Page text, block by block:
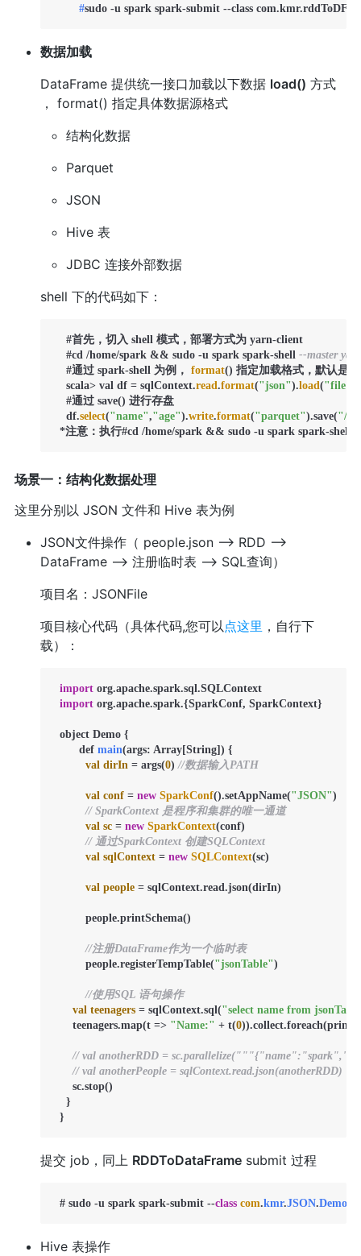
  	#
sudo -u spark spark-submit --class
数据加载
DataFrame 提供统一接口加载以下数据 load() 方式
， format() 指定具体数据源格式
结构化数据
Parquet
JSON
Hive 表
JDBC 连接外部数据
shell 下的代码如下：
    #首先，切入 shell 模式，部署方式为 yarn-client
    #cd /home/spark && sudo -u spark spark-shell
--master
    #通过 spark-shell 为例，
format() 指定加载格式，默认是
    scala> val df = sqlContext.
read .format("json").load ("file:///
    #通过 save() 进行存盘
    df.
select("name","age").write.format("parquet").save("/
  *注意：执行#cd /home/spark && sudo -u spark spark-shell
场景一：结构化数据处理
这里分别以 JSON 文件和 Hive 表为例
JSON文件操作（ people.json --> RDD -->
DataFrame --> 注册临时表 --> SQL查询）
项目名：JSONFile
项目核心代码（具体代码,您可以 点这里 ，自行下
载）：
import org.apache.spark.sql.SQLContext
import org.apache.spark.{SparkConf, SparkContext}
  object Demo {
  	def
main(args: Array[String]) {
val dirIn = args(0) //数据输入PATH
val conf = new SparkConf().setAppName("JSON")
// SparkContext 是程序和集群的唯一通道
val sc = new SparkContext(conf)
// 通过SparkContext 创建SQLContext
val sqlContext = new SQLContext(sc)
val people = sqlContext.read.json(dirIn)
//注册DataFrame作为一个临时表
  	  people.registerTempTable(
"jsonTable")
//使用SQL 语句操作
val teenagers = sqlContext.sql("select name from
      teenagers.map(t =>
"Name:" + t(0
// val anotherRDD =
// val anotherPeople = sqlContext.read.json(anotherRDD)
      sc.stop()
    }
  }
提交 job，同上 RDDToDataFramesubmit 过程
  # sudo -u spark spark-submit --
class com.kmr.JSON.Demo
Hive 表操作